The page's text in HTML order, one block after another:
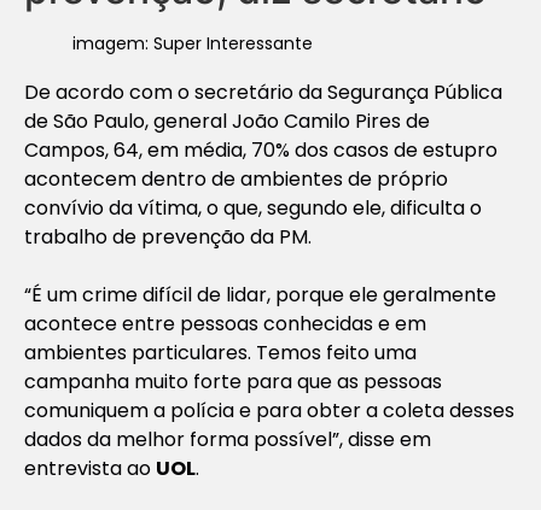
imagem: Super Interessante
De acordo com o secretário da Segurança Pública
de São Paulo, general João Camilo Pires de
Campos, 64, em média, 70% dos casos de estupro
acontecem dentro de ambientes de próprio
convívio da vítima, o que, segundo ele, dificulta o
trabalho de prevenção da PM.
“É um crime difícil de lidar, porque ele geralmente
acontece entre pessoas conhecidas e em
ambientes particulares. Temos feito uma
campanha muito forte para que as pessoas
comuniquem a polícia e para obter a coleta desses
dados da melhor forma possível”, disse em
entrevista ao UOL.